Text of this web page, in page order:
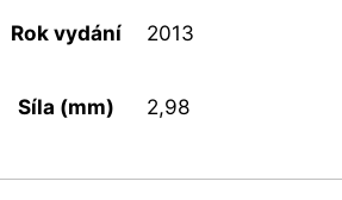
Rok vydání 2013
Síla (mm) 2,98